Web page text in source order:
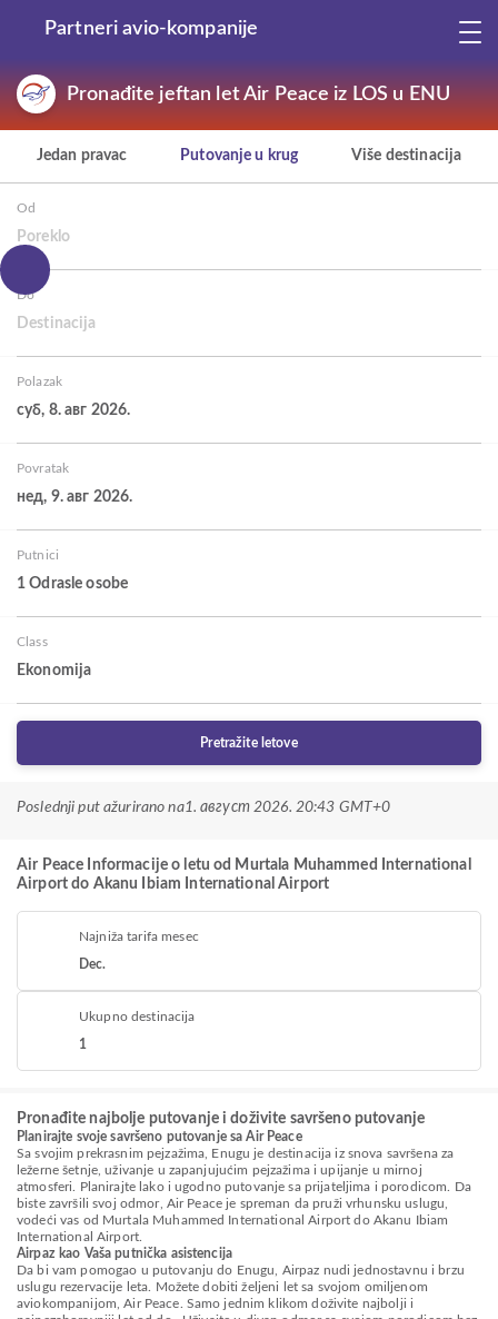
Partneri avio-kompanije
Pronađite jeftan let Air Peace iz LOS u ENU
Jedan pravac Putovanje u krug Više destinacija
Od
Poreklo
Do
Destinacija
Polazak
суб, 8. авг 2026.
Povratak
нед, 9. авг 2026.
Putnici
1 Odrasle osobe
Class
Ekonomija
Pretražite letove
Poslednji put ažurirano na1. август 2026. 20:43 GMT+0
Air Peace Informacije o letu od Murtala Muhammed International
Airport do Akanu Ibiam International Airport
Najniža tarifa mesec
Dec.
Ukupno destinacija
1
Pronađite najbolje putovanje i doživite savršeno putovanje
Planirajte svoje savršeno putovanje sa Air Peace
Sa svojim prekrasnim pejzažima, Enugu je destinacija iz snova savršena za
ležerne šetnje, uživanje u zapanjujućim pejzažima i upijanje u mirnoj
atmosferi. Planirajte lako i ugodno putovanje sa prijateljima i porodicom. Da
biste završili svoj odmor, Air Peace je spreman da pruži vrhunsku uslugu,
vodeći vas od Murtala Muhammed International Airport do Akanu Ibiam
International Airport.
Airpaz kao Vaša putnička asistencija
Da bi vam pomogao u putovanju do Enugu, Airpaz nudi jednostavnu i brzu
uslugu rezervacije leta. Možete dobiti željeni let sa svojom omiljenom
aviokompanijom, Air Peace. Samo jednim klikom doživite najbolji i